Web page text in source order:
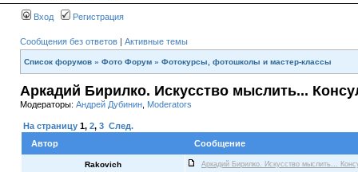
Вход Регистрация
Сообщения без ответов | Активные темы
Список форумов » Фото Форум » Фотокурсы, фотошколы и мастер-классы
Аркадий Бирилко. Искусство мыслить...
Модераторы: Андрей Дубинин Moderators
На страницу 1, 2, 3 След.
Автор
Сообщение
Rakovich Аркадий Бирилко. Искусство мыслить...